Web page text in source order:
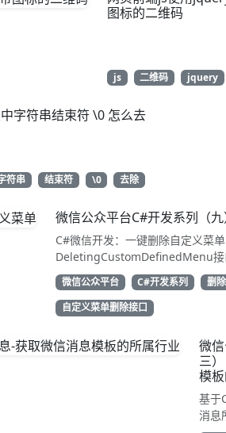
图标的二维码
js 二维码 jquery
字符串结束符 \0 怎么去
符串 结束符 \0 去除
微信公众平台C#开发系列（
C#微信开发：一键删除自定义菜
DeletingCustomDefinedMenu
解析结果。只需access_token即可
用性强，告别繁琐XML处理，直接
动态管理公众号的开发者，建议收
微信公众平台 C#开发系列 删
自定义菜单删除接口
微
三
模
基于
消息